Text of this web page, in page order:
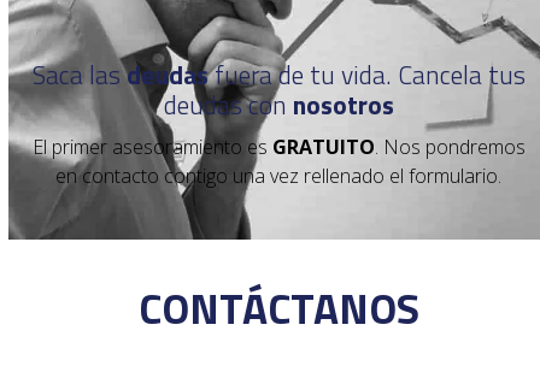
Saca lasdeudasfuera de tu vida. Cancela tus
deudas con nosotros
El primer asesoramiento es GRATUITO. Nos pondremos
en contacto contigo una vez rellenado el formulario.
CONTÁCTANOS